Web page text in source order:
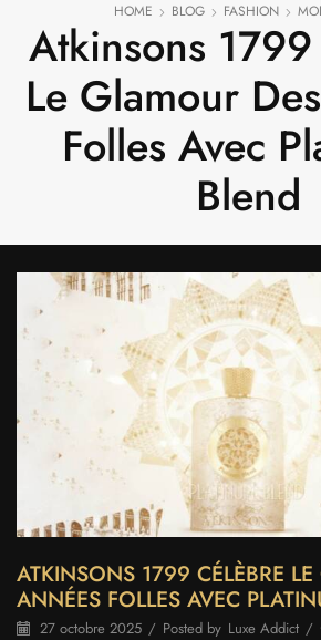
HOME BLOG FASHION
Atkinsons
Le Glamour
Folles Avec
Blend
ATKINSONS 1799 CÉLÈBRE
ANNÉES FOLLES AVEC
27 octobre 2025 / Posted by Luxe Addict /